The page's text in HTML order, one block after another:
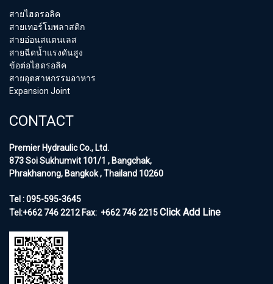
สายไฮดรอลิค
สายเทอร์โมพลาสติก
สายอ่อนสแตนเลส
สายฉีดน้ำแรงดันสูง
ข้อต่อไฮดรอลิค
สายอุตสาหกรรมอาหาร
Expansion Joint
CONTACT
Premier Hydraulic Co., Ltd.
873 Soi Sukhumvit 101/1 , Bangchak,
Phrakhanong, Bangkok , Thailand 10260
Tel : 095-595-3645
Tel:+662 746 2212Fax: +662 746 2215Click Add Line